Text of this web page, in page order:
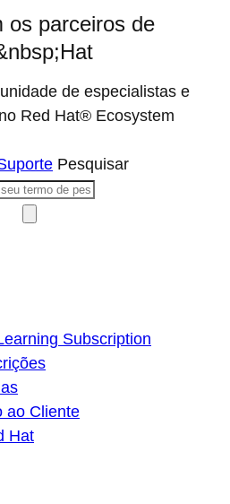
os parceiros de
de especialistas e
Red Hat® Ecosystem
Pesquisar
Subscription
ao Cliente
Hat